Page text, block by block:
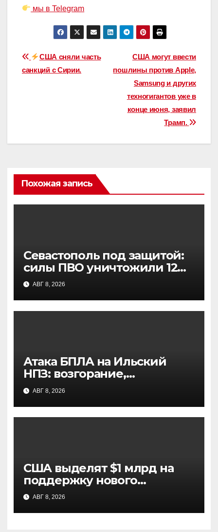
мы в Telegram
Навигация
по
США могут ввести
пошлины против Apple,
Samsung и других
техногигантов уже в
конце июня, заявил
Трамп.
США сняли часть
санкций с Сирии.
Похожая запись
Севастополь под защитой:
силы ПВО уничтожили 12
беспилотников над
городом
АВГ 8, 2026
Атака БПЛА на Ильский
НПЗ: возгорание,
пострадавшие и
последствия для рынка
топлива
АВГ 8, 2026
США выделят $1 млрд на
поддержку нового
президента Колумбии и
альянса «Щит Америк»
АВГ 8, 2026